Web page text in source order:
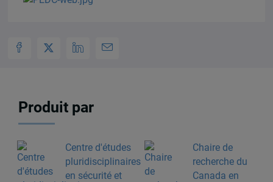
Produit par
Centre d'études
pluridisciplinaires
en sécurité et
Chaire de
recherche du
Canada en